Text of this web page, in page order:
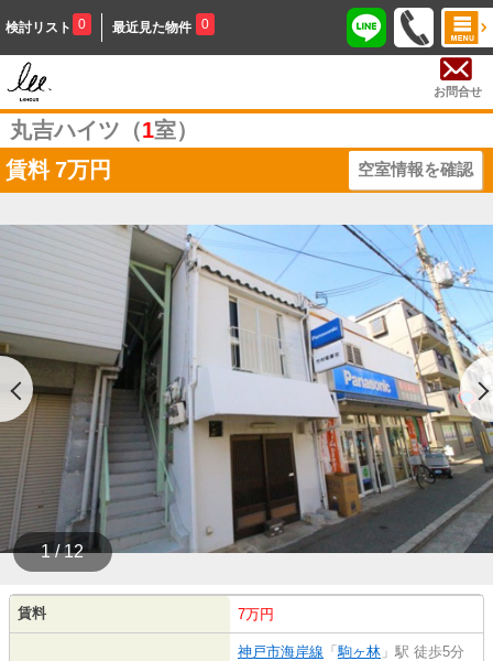
検討リスト 0 最近見た物件 0
お問合せ
丸吉ハイツ（1室）
賃料 7万円 空室情報を確認
1 / 12
賃料 7万円
神戸市海岸線 「駒ヶ林 」駅 徒歩5分